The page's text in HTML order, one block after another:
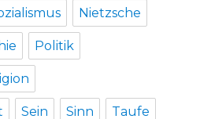
Nietzsche
Politik
Sein Sinn Taufe